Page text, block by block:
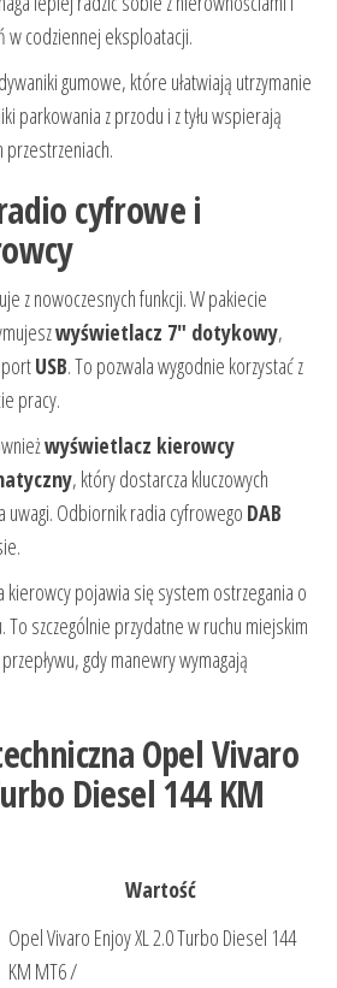
w codziennej eksploatacji.
gumowe, które ułatwiają utrzymanie
parkowania z przodu i z tyłu wspierają
cyfrowe i
z nowoczesnych funkcji. W pakiecie
wyświetlacz 7" dotykowy,
USB. To pozwala wygodnie korzystać z
pracy.
wyświetlacz kierowcy
, który dostarcza kluczowych
uwagi. Odbiornik radia cyfrowego DAB
kierowcy pojawia się system ostrzegania o
szczególnie przydatne w ruchu miejskim
gdy manewry wymagają
Opel Vivaro
Diesel 144 KM
Wartość
Opel Vivaro Enjoy XL 2.0 Turbo Diesel 144
KM MT6 /